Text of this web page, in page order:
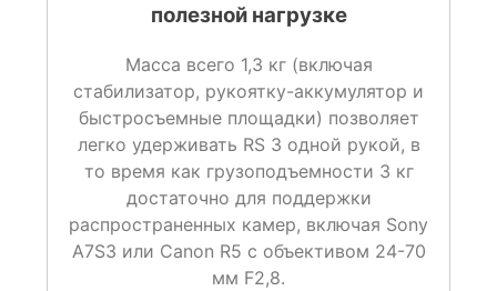
полезной нагрузке
Масса всего 1,3 кг (включая
стабилизатор, рукоятку-аккумулятор и
быстросъемные площадки) позволяет
легко удерживать RS 3 одной рукой, в
то время как грузоподъемности 3 кг
достаточно для поддержки
распространенных камер, включая Sony
A7S3 или Canon R5 с объективом 24-70
мм F2,8.